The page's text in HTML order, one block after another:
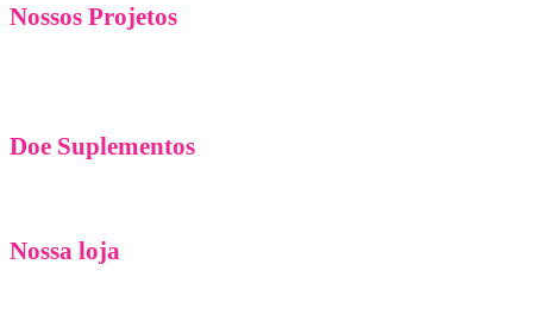
Nossos Projetos
Doe Suplementos
Nossa loja